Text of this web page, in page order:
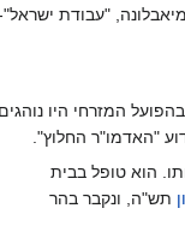
"עבודת
המזרחי היו
"האדמו"ר החלוץ".
הוא טופל בבית
תש"ה, ונקבר בהר